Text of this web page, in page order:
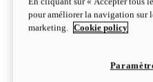
Configurer En
newV2 SP
69 lb-ft
pour améliorer la navigation sur
marketing.
Cookie policy